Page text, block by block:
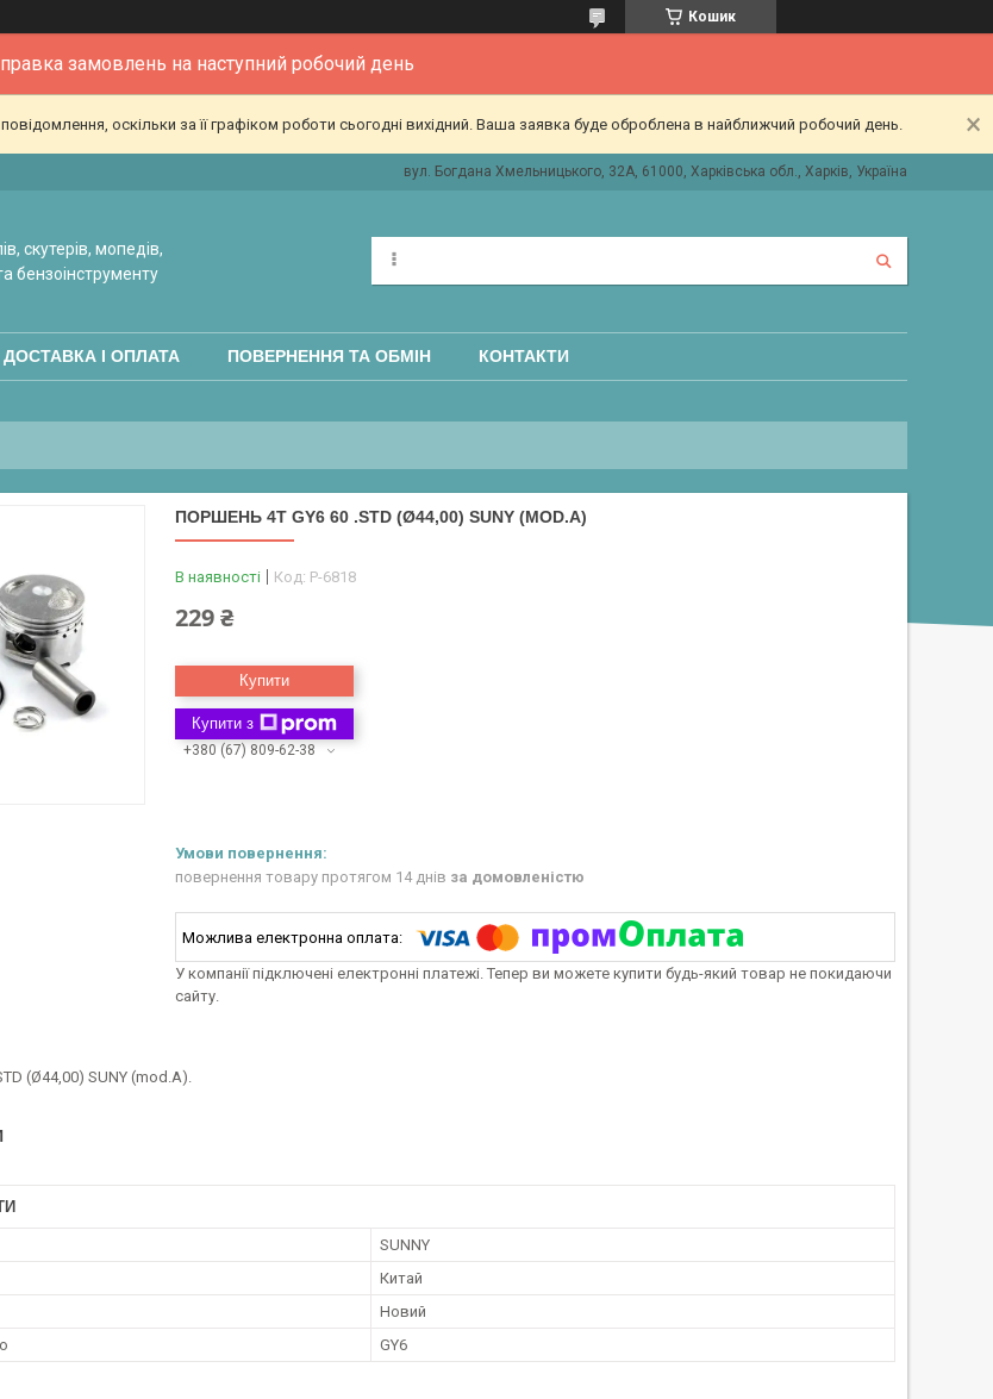
Кошик
замовлень на наступний робочий день
оскільки за її графіком роботи сьогодні вихідний. Ваша заявка буде оброблена в найближчий робочий день.
вул. Богдана Хмельницького, 32А, 61000, Харківська обл., Харків, Україна
скутерів, мопедів,
бензоінструменту
ДОСТАВКА І ОПЛАТА ПОВЕРНЕННЯ ТА ОБМІН КОНТАКТИ
ПОРШЕНЬ 4T GY6 60 .STD (Ø44,00) SUNY (MOD.A)
В наявності Код: P-6818
229 ₴
Купити
Купити з
+380 (67) 809-62-38
повернення товару протягом 14 днів за домовленістю
У компанії підключені електронні платежі. Тепер ви можете купити будь-який товар не покидаючи
сайту.
(Ø44,00) SUNY (mod.A).
SUNNY
Китай
Новий
GY6